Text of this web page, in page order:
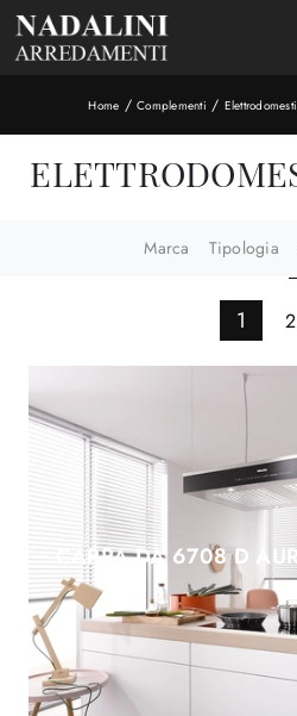
Home / Complementi /
Marca Tipologia
1 2
CAPPA DA 6708 D